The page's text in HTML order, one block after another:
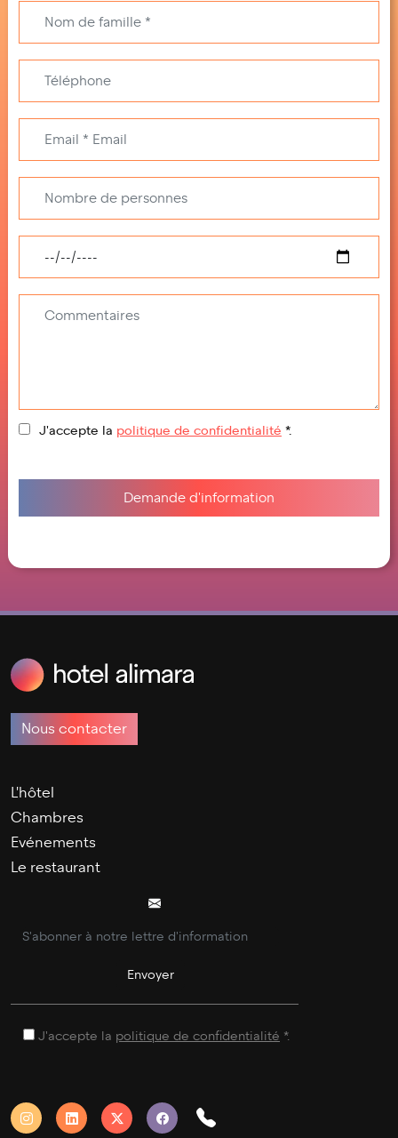
J'accepte la politique de confidentialité *.
Nous contacter
L'hôtel
Chambres
Evénements
Le restaurant
J'accepte la politique de confidentialité *.